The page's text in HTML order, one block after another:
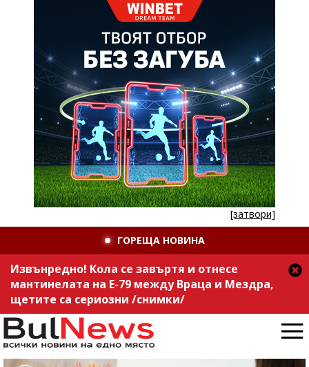
[затвори]
ГОРЕЩА НОВИНА
Извънредно! Кола се завъртя и отнесе
мантинелата на Е-79 между Враца и Мездра,
щетите са сериозни /снимки/